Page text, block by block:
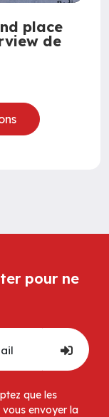
place
de
pour ne
que les
envoyer la